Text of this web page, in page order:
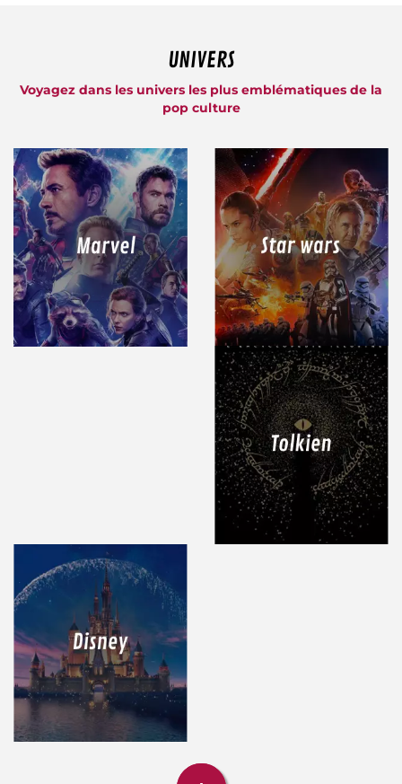
UNIVERS
Voyagez dans les univers les plus emblématiques de la
pop culture